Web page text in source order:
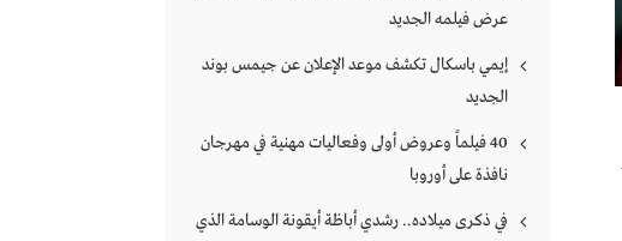
عرض فيلمه الجديد
إيمي باسكال تكشف موعد الإعلان عن جيمس بوند
الجديد
40 فيلماً وعروض أولى وفعاليات مهنية في مهرجان
نافذة على أوروبا
في ذكرى ميلاده.. رشدي أباظة أيقونة الوسامة الذي